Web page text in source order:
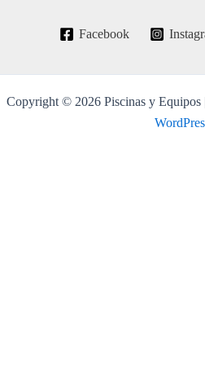
Facebook
Copyright © 2026 Piscinas y Equipos